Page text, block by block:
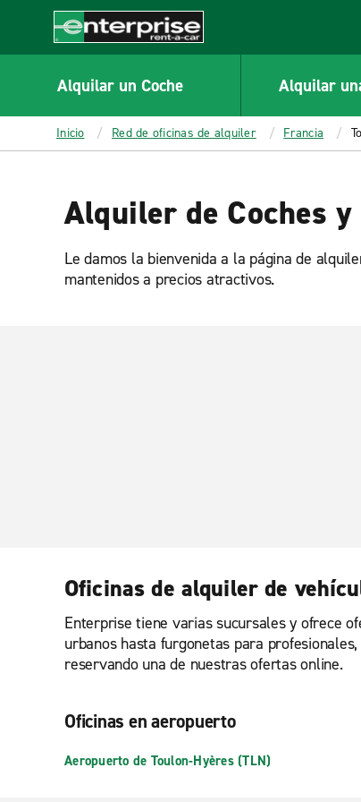
CONTENT
Enterprise
Alquilar un Coche Alquilar
Inicio Red de oficinas de alquiler Francia
Alquiler de Coches
Le damos la bienvenida a la página de
mantenidos a precios atractivos.
Oficinas de alquiler de
Enterprise tiene varias sucursales y ofrece
urbanos hasta furgonetas para
reservando una de nuestras ofertas online.
Oficinas en aeropuerto
Aeropuerto de Toulon-Hyères (TLN)